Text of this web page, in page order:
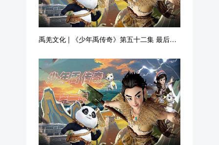
禹羌文化 | 《少年禹传奇》第五十二集 最后的